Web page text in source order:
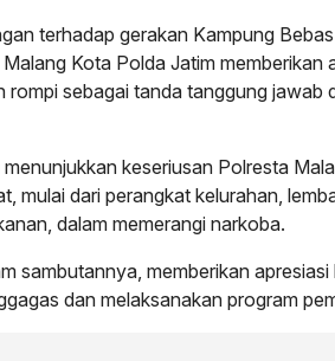
terhadap gerakan Kampung
Kota Polda Jatim memberikan
rompi sebagai tanda tanggung jawab
keseriusan Polresta
mulai dari perangkat kelurahan,
dalam memerangi narkoba.
sambutannya, memberikan
dan melaksanakan program